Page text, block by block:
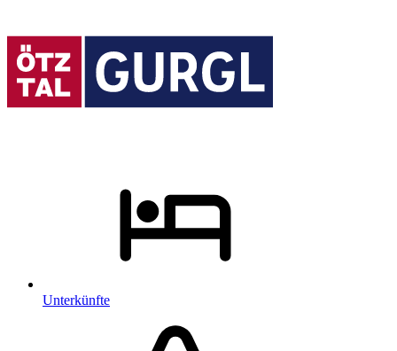
Unterkünfte